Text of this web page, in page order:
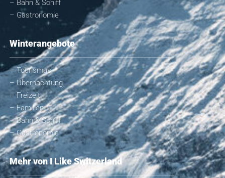
– Bahn & Schiff
– Gastronomie
Winterangebote
– Tourismus
– Übernachtung
– Freizeit
– Familien
– Bahn & Schiff
– Gastronomie
Mehr von I Like Switzerland